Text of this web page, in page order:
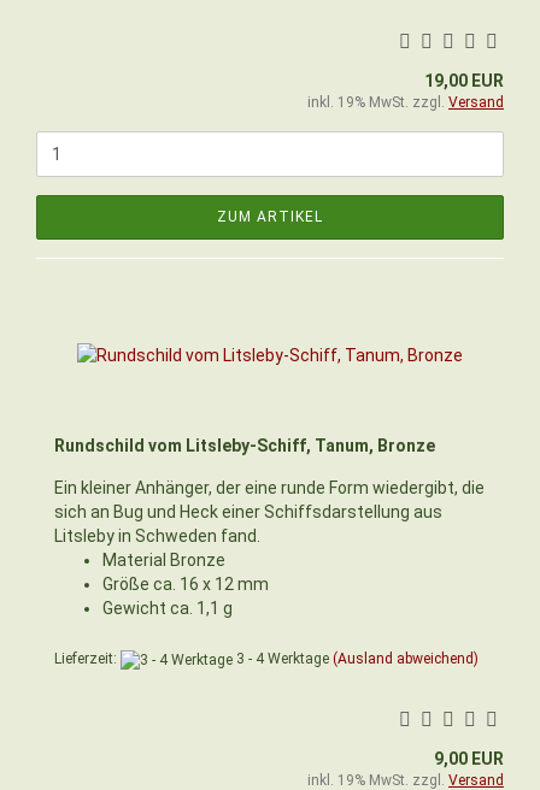
19,00 EUR
inkl. 19% MwSt. zzgl. Versand
ZUM ARTIKEL
Rundschild vom Litsleby-Schiff, Tanum, Bronze
Ein kleiner Anhänger, der eine runde Form wiedergibt, die
sich an Bug und Heck einer Schiffsdarstellung aus
Litsleby in Schweden fand.
Material Bronze
Größe ca. 16 x 12 mm
Gewicht ca. 1,1 g
Lieferzeit: 3 - 4 Werktage (Ausland abweichend)
9,00 EUR
inkl. 19% MwSt. zzgl. Versand